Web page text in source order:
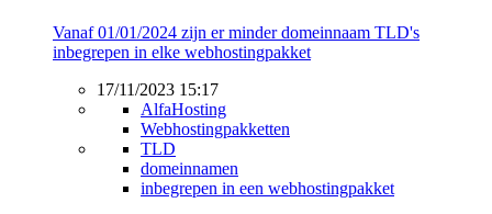
Vanaf 01/01/2024 zijn er minder domeinnaam TLD's
inbegrepen in elke webhostingpakket
17/11/2023 15:17
AlfaHosting
Webhostingpakketten
TLD
domeinnamen
inbegrepen in een webhostingpakket